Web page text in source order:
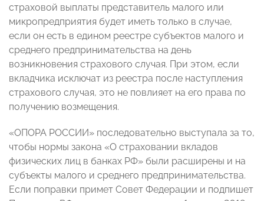
страховой выплаты представитель малого или
микропредприятия будет иметь только в случае,
если он есть в едином реестре субъектов малого и
среднего предпринимательства на день
возникновения страхового случая. При этом, если
вкладчика исключат из реестра после наступления
страхового случая, это не повлияет на его права по
получению возмещения.
«ОПОРА РОССИИ» последовательно выступала за то,
чтобы нормы закона «О страховании вкладов
физических лиц в банках РФ» были расширены и на
субъекты малого и среднего предпринимательства.
Если поправки примет Совет Федерации и подпишет